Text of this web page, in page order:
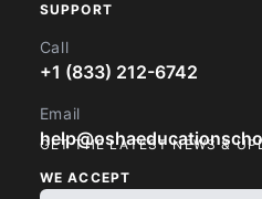
SUPPORT
Call
+1 (833) 212-6742
Email
WE ACCEPT
GET THE LATEST NEWS &